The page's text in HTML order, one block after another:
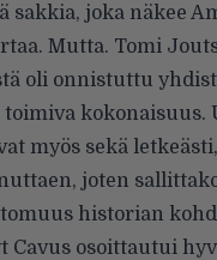
sakkia, joka näkee
Mutta. Tomi
oli onnistuttu
kokonaisuus.
myös sekä
joten
historian
Cavus osoittautui